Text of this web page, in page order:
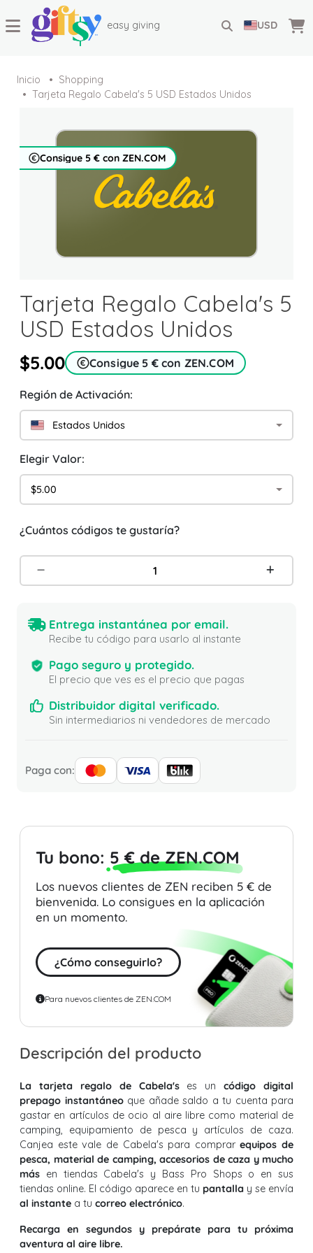
easy giving USD
Inicio
Shopping
Tarjeta Regalo Cabela's 5 USD Estados Unidos
Consigue 5 € con ZEN.COM
Tarjeta Regalo Cabela's 5
USD Estados Unidos
$5.00 Consigue 5 € con ZEN.COM
Región de Activación:
Estados Unidos
Elegir Valor:
$5.00
¿Cuántos códigos te gustaría?
Entrega instantánea por email.
Recibe tu código para usarlo al instante
Pago seguro y protegido.
El precio que ves es el precio que pagas
Distribuidor digital verificado.
Sin intermediarios ni vendedores de mercado
Paga con:
Tu bono: 5 € de ZEN.COM
Los nuevos clientes de ZEN reciben 5 € de
bienvenida. Lo consigues en la aplicación
en un momento.
¿Cómo conseguirlo?
Para nuevos clientes de ZEN.COM
Descripción del producto
La tarjeta regalo de Cabela'ses uncódigo digital
prepago instantáneoque añade saldo a tu cuenta para
gastar en artículos de ocio al aire libre como material de
camping, equipamiento de pesca y artículos de caza.
Canjea este vale de Cabela's para comprarequipos de
pesca, material de camping, accesorios de caza y mucho
más en tiendas Cabela's y Bass Pro Shops o en sus
tiendas online. El código aparece en tu pantalla y se envía
al instante a tu correo electrónico.
Recarga en segundos y prepárate para tu próxima
aventura al aire libre.